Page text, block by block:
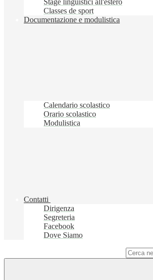
Stage linguistici all'estero
Classes de sport
Documentazione e modulistica
Calendario scolastico
Orario scolastico
Modulistica
Contatti
Dirigenza
Segreteria
Facebook
Dove Siamo